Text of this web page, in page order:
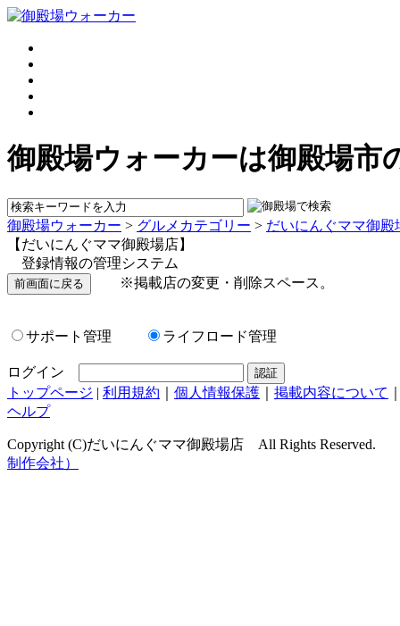
御殿場ウォーカーは御殿場市
御殿場ウォーカー > グルメカテゴリー > だいにんぐママ御殿
【だいにんぐママ御殿場店】
登録情報の管理システム
※掲載店の変更・削除スペース。
サポート管理 ライフロード管理
ログイン
トップページ | 利用規約 個人情報保護 掲載内容について
ヘルプ
Copyright (C)だいにんぐママ御殿場店 All Rights Reserved.
制作会社）